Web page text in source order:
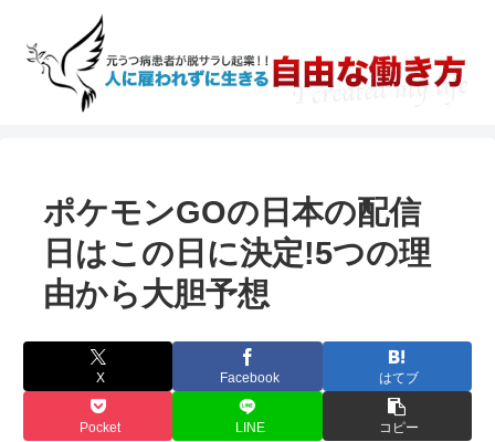
ポケモンGOの日本の配信
日はこの日に決定!5つの理
由から大胆予想
X Facebook はてブ
Pocket LINE コピー